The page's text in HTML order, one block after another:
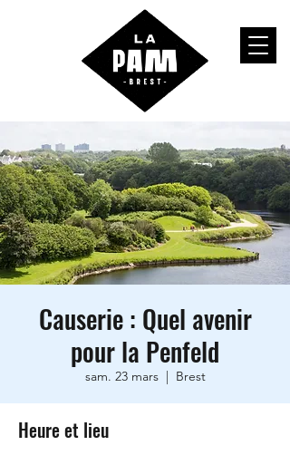
Causerie : Quel avenir
pour la Penfeld
sam. 23 mars
  |
Brest
Heure et lieu